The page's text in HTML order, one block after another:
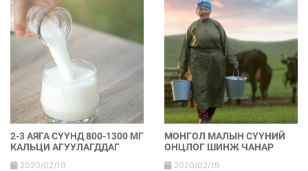
2-3 АЯГА СҮҮНД 800-1300 МГ
КАЛЬЦИ АГУУЛАГДДАГ
2020/02/19
МОНГОЛ МАЛЫН СҮҮНИЙ
ОНЦЛОГ ШИНЖ ЧАНАР
2020/02/19